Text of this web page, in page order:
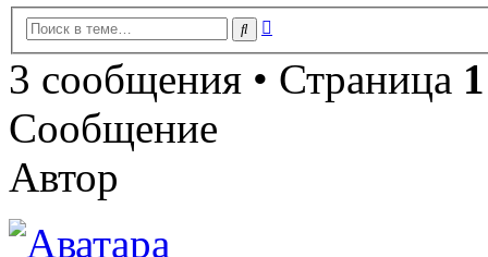
Поиск
3 сообщения • Страница 1
Сообщение
Автор